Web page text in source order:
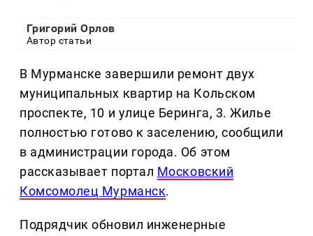
Григорий Орлов
Автор статьи
В Мурманске завершили ремонт двух
муниципальных квартир на Кольском
проспекте, 10 и улице Беринга, 3. Жилье
полностью готово к заселению, сообщили
в администрации города. Об этом
рассказывает портал Московский
Комсомолец Мурманск.
Подрядчик обновил инженерные